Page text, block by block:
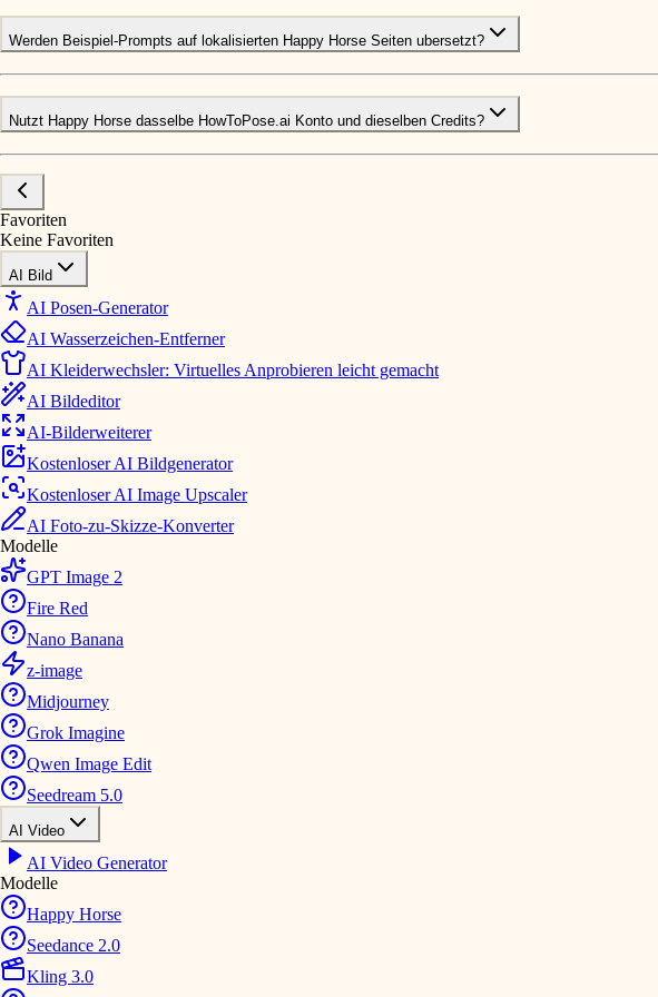
Werden Beispiel-Prompts auf lokalisierten Happy Horse Seiten ubersetzt?
Nutzt Happy Horse dasselbe HowToPose.ai Konto und dieselben Credits?
Favoriten
Keine Favoriten
AI Bild
AI Posen-Generator
AI Wasserzeichen-Entferner
AI Kleiderwechsler: Virtuelles Anprobieren leicht gemacht
AI Bildeditor
AI-Bilderweiterer
Kostenloser AI Bildgenerator
Kostenloser AI Image Upscaler
AI Foto-zu-Skizze-Konverter
Modelle
GPT Image 2
Fire Red
Nano Banana
z-image
Midjourney
Grok Imagine
Qwen Image Edit
Seedream 5.0
AI Video
AI Video Generator
Modelle
Happy Horse
Seedance 2.0
Kling 3.0